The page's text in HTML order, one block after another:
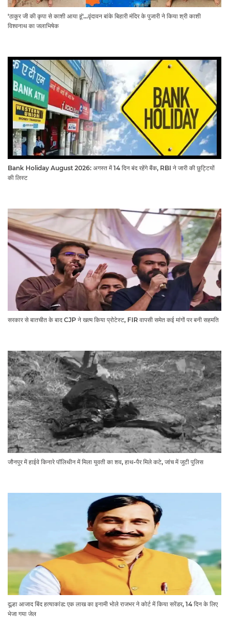
'ठाकुर जी की कृपा से काशी आया हूं'...वृंदावन बांके बिहारी मंदिर के पुजारी ने किया श्री काशी
विश्वनाथ का जलाभिषेक
Bank Holiday August 2026: अगस्त में 14 दिन बंद रहेंगे बैंक, RBI ने जारी की छुट्टियों
की लिस्ट​​​​​​​
सरकार से बातचीत के बाद CJP ने खत्म किया प्रोटेस्ट, FIR वापसी समेत कई मांगों पर बनी सहमति
जौनपुर में हाईवे किनारे पॉलिथीन में मिला युवती का शव, हाथ-पैर मिले कटे, जांच में जुटी पुलिस
दूल्हा आजाद बिंद हत्याकांड: एक लाख का इनामी भोले राजभर ने कोर्ट में किया सरेंडर, 14 दिन के लिए
भेजा गया जेल